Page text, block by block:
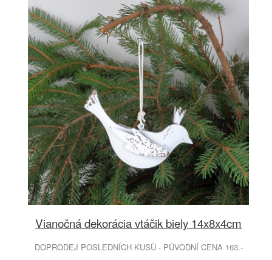
Vianočná dekorácia vtáčik biely 14x8x4cm
DOPRODEJ POSLEDNÍCH KUSŮ - PŮVODNÍ CENA 163.-